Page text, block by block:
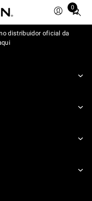
0
Total
items
in
distribuidor oficial da